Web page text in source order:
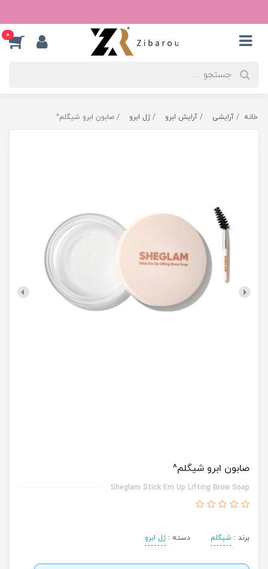
0
خانه آرایشی آرایش ابرو ژل ابرو صابون ابرو شیگلم^
صابون ابرو شیگلم^
Sheglam Stick Em Up Lifting Brow Soap
برند : شیگلم دسته : ژل ابرو